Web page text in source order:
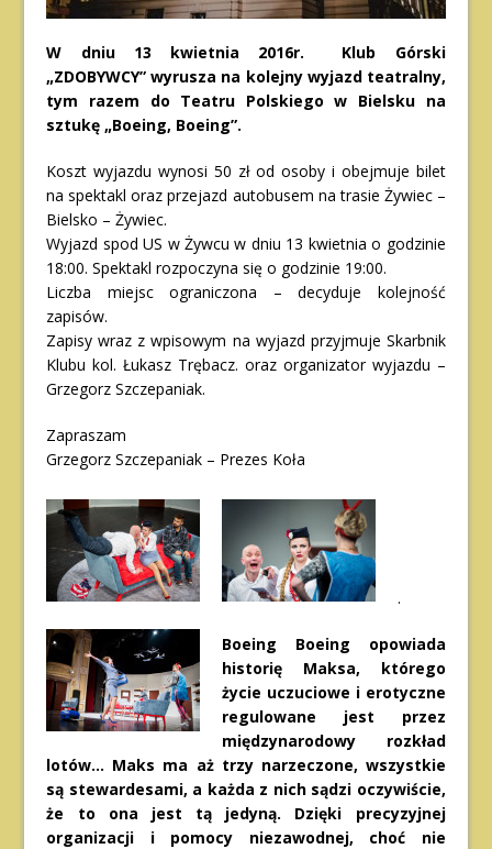
W dniu 13 kwietnia 2016r. Klub Górski
„ZDOBYWCY” wyrusza na kolejny wyjazd teatralny,
tym razem do Teatru Polskiego w Bielsku na
sztukę „Boeing, Boeing”.
Koszt wyjazdu wynosi 50 zł od osoby i obejmuje bilet
na spektakl oraz przejazd autobusem na trasie Żywiec –
Bielsko – Żywiec.
Wyjazd spod US w Żywcu w dniu 13 kwietnia o godzinie
18:00. Spektakl rozpoczyna się o godzinie 19:00.
Liczba miejsc ograniczona – decyduje kolejność
zapisów.
Zapisy wraz z wpisowym na wyjazd przyjmuje Skarbnik
Klubu kol. Łukasz Trębacz. oraz organizator wyjazdu –
Grzegorz Szczepaniak.
Zapraszam
Grzegorz Szczepaniak – Prezes Koła
.
Boeing Boeing opowiada
historię Maksa, którego
życie uczuciowe i erotyczne
regulowane jest przez
międzynarodowy rozkład
lotów… Maks ma aż trzy narzeczone, wszystkie
są stewardesami, a każda z nich sądzi oczywiście,
że to ona jest tą jedyną. Dzięki precyzyjnej
organizacji i pomocy niezawodnej, choć nie